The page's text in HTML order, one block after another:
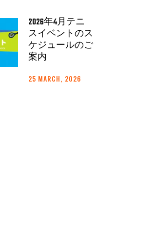
2026年4月テニ
スイベントのス
ケジュールのご
案内
25 MARCH, 2026